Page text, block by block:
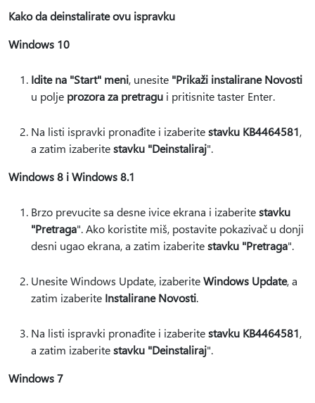
Kako da deinstalirate ovu ispravku
Windows 10
Idite na "Start" meni, unesite "Prikaži instalirane Novosti
u polje prozora za pretragu i pritisnite taster Enter.
Na listi ispravki pronađite i izaberitestavku KB4464581,
a zatim izaberitestavku "Deinstaliraj".
Windows 8 i Windows 8.1
Brzo prevucite sa desne ivice ekrana i izaberitestavku
"Pretraga". Ako koristite miš, postavite pokazivač u donji
desni ugao ekrana, a zatim izaberitestavku "Pretraga".
Unesite Windows Update, izaberiteWindows Update, a
zatim izaberite Instalirane Novosti.
Na listi ispravki pronađite i izaberitestavku KB4464581,
a zatim izaberitestavku "Deinstaliraj".
Windows 7